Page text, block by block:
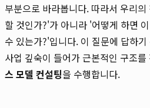
부분으로 바라봅니다. 따라서 우리
할 것인가?'가 아니라 '어떻게 하면
수 있는가?'입니다. 이 질문에 답하
사업 깊숙이 들어가 근본적인 구조
스 모델 컨설팅을 수행합니다.